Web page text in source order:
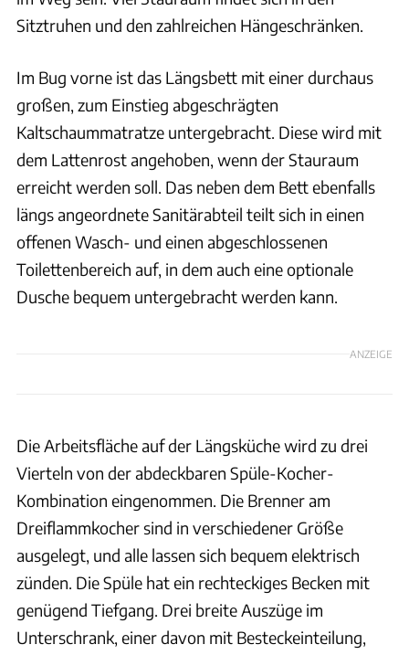
Sitztruhen und den zahlreichen Hängeschränken.
Im Bug vorne ist das Längsbett mit einer durchaus
großen, zum Einstieg abgeschrägten
Kaltschaummatratze untergebracht. Diese wird mit
dem Lattenrost angehoben, wenn der Stauraum
erreicht werden soll. Das neben dem Bett ebenfalls
längs angeordnete Sanitärabteil teilt sich in einen
offenen Wasch- und einen abgeschlossenen
Toilettenbereich auf, in dem auch eine optionale
Dusche bequem untergebracht werden kann.
ANZEIGE
Die Arbeitsfläche auf der Längsküche wird zu drei
Vierteln von der abdeckbaren Spüle-Kocher-
Kombination eingenommen. Die Brenner am
Dreiflammkocher sind in verschiedener Größe
ausgelegt, und alle lassen sich bequem elektrisch
zünden. Die Spüle hat ein rechteckiges Becken mit
genügend Tiefgang. Drei breite Auszüge im
Unterschrank, einer davon mit Besteckeinteilung,